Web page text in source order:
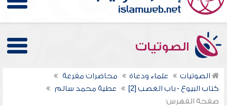
الصوتيات
الصوتيات علماء ودعاة
محاضرات مفرغة
كتاب البيوع - باب الغصب [2]
عطية محمد سالم
صفحة الفهرس